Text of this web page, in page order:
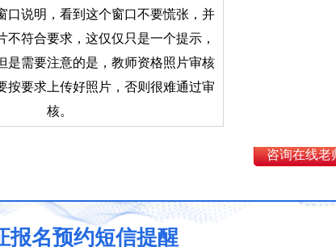
口说明，看到这个窗口不要慌张，并
不符合要求，这仅仅只是一个提示，
是需要注意的是，教师资格照片审核
按要求上传好照片，否则很难通过审
核。
咨询在线老
报名预约短信提醒